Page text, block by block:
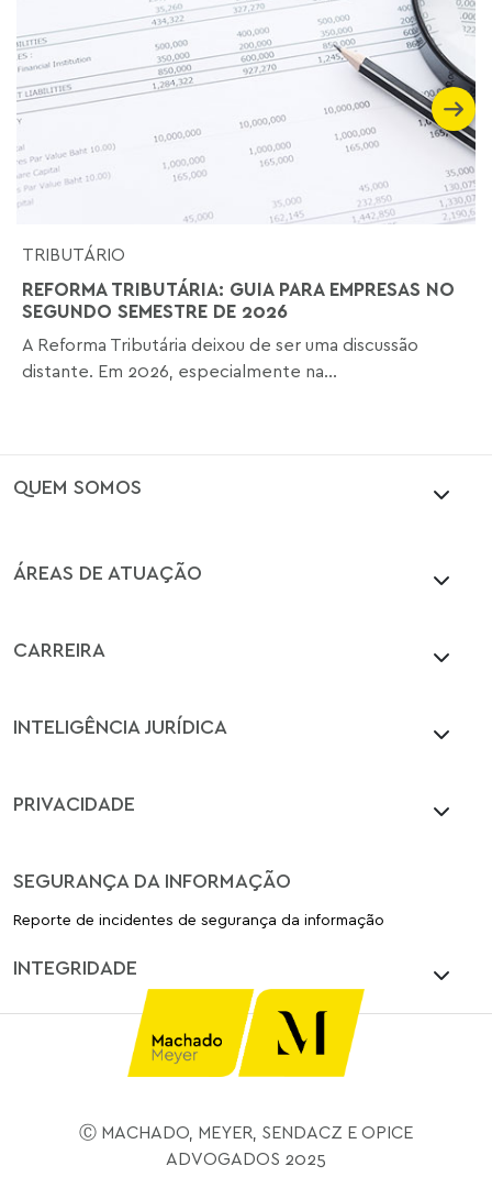
TRIBUTÁRIO
REFORMA TRIBUTÁRIA: GUIA PARA EMPRESAS NO
SEGUNDO SEMESTRE DE 2026
A Reforma Tributária deixou de ser uma discussão
distante. Em 2026, especialmente na...
QUEM SOMOS
ÁREAS DE ATUAÇÃO
CARREIRA
INTELIGÊNCIA JURÍDICA
PRIVACIDADE
SEGURANÇA DA INFORMAÇÃO
Reporte de incidentes de segurança da informação
INTEGRIDADE
Ⓒ MACHADO, MEYER, SENDACZ E OPICE
ADVOGADOS 2025